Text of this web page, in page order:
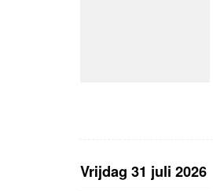
Vrijdag 31 juli 2026